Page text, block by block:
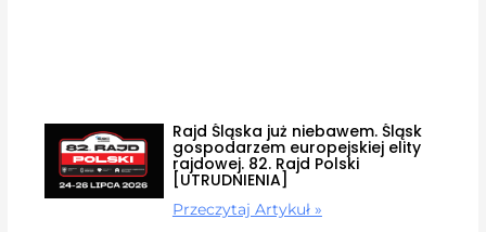
Rajd Śląska już niebawem. Śląsk
gospodarzem europejskiej elity
rajdowej. 82. Rajd Polski
[UTRUDNIENIA]
Przeczytaj Artykuł »